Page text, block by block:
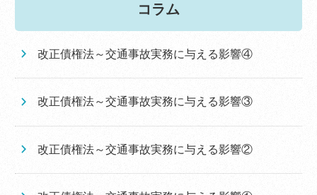
コラム
改正債権法～交通事故実務に与える影響④
改正債権法～交通事故実務に与える影響③
改正債権法～交通事故実務に与える影響②